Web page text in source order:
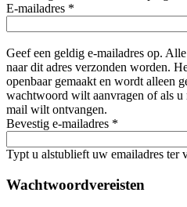
E-mailadres *
Geef een geldig e-mailadres op.
naar dit adres verzonden worden.
openbaar gemaakt en wordt alleen
wachtwoord wilt aanvragen of als
mail wilt ontvangen.
Bevestig e-mailadres *
Typt u alstublieft uw emailadres ter
Wachtwoordvereisten